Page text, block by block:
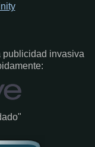
publicidad invasiva